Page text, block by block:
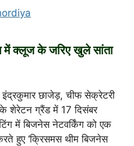
में क्लूज के जरिए खुले सांता
छाजेड़, चीफ सेक्रेटरी
शेरेटन ग्रैंड में 17 दिसंबर
में बिजनेस नेटवर्किंग को एक
हुए ‘क्रिसमस थीम बिजनेस